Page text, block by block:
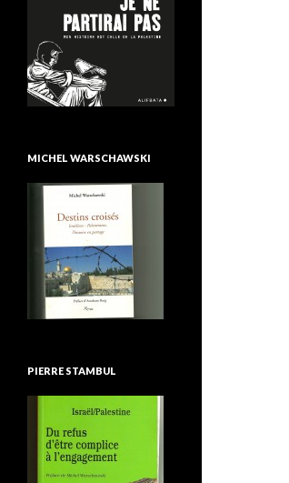
MICHEL WARSCHAWSKI
PIERRE STAMBUL